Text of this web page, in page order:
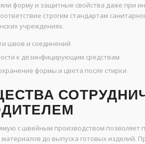
форму и защитные свойства даже при
строгим стандартам
учреждениях.
швов и соединений
к дезинфицирующим средствам
формы и цвета после стирки
с швейным производством позволяет
до выпуска готовых изделий.